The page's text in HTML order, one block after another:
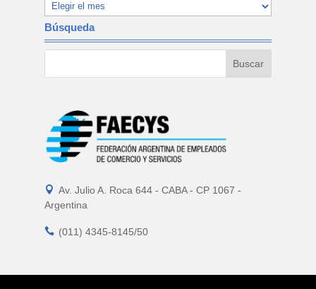
Búsqueda
 Av. Julio A. Roca 644 - CABA - CP 1067 -
Argentina
 (011) 4345-8145/50